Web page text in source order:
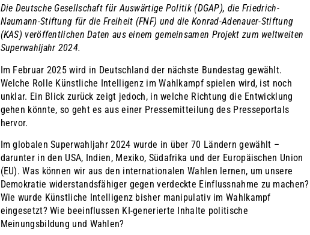
Die Deutsche Gesellschaft für Auswärtige Politik (DGAP), die Friedrich-
Naumann-Stiftung für die Freiheit (FNF) und die Konrad-Adenauer-Stiftung
(KAS) veröffentlichen Daten aus einem gemeinsamen Projekt zum weltweiten
Superwahljahr 2024.
Im Februar 2025 wird in Deutschland der nächste Bundestag gewählt.
Welche Rolle Künstliche Intelligenz im Wahlkampf spielen wird, ist noch
unklar. Ein Blick zurück zeigt jedoch, in welche Richtung die Entwicklung
gehen könnte, so geht es aus einer Pressemitteilung des Presseportals
hervor.
Im globalen Superwahljahr 2024 wurde in über 70 Ländern gewählt –
darunter in den USA, Indien, Mexiko, Südafrika und der Europäischen Union
(EU). Was können wir aus den internationalen Wahlen lernen, um unsere
Demokratie widerstandsfähiger gegen verdeckte Einflussnahme zu machen?
Wie wurde Künstliche Intelligenz bisher manipulativ im Wahlkampf
eingesetzt? Wie beeinflussen KI-generierte Inhalte politische
Meinungsbildung und Wahlen?